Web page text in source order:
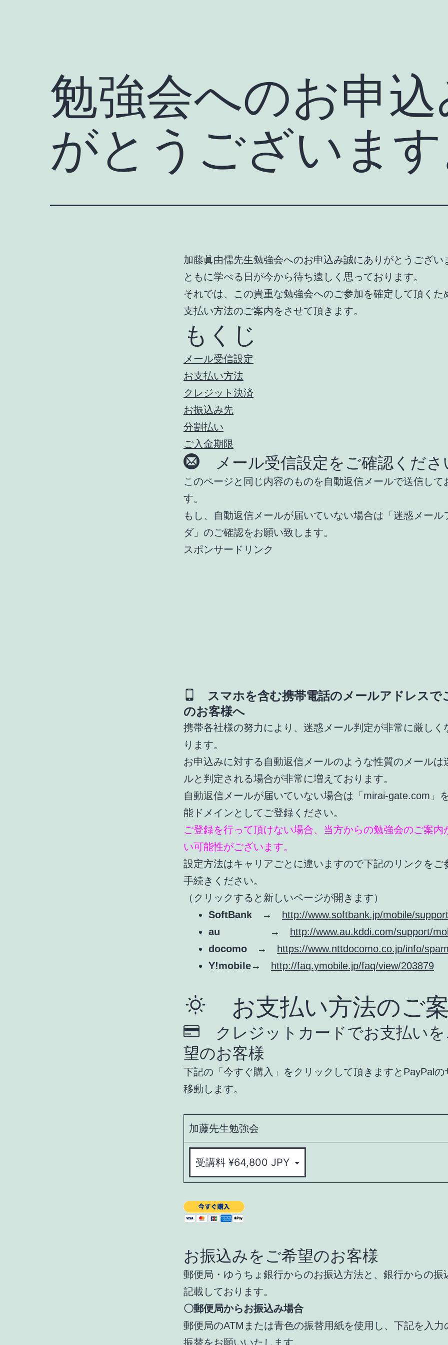
勉強会へのお申込
がとうございます
加藤眞由儒先生勉強会へのお申込み誠にありがとうござい
ともに学べる日が今から待ち遠しく思っております。
それでは、この貴重な勉強会へのご参加を確定して頂くた
支払い方法のご案内をさせて頂きます。
もくじ
メール受信設定
お支払い方法
クレジット決済
お振込み先
分割払い
ご入金期限
メール受信設定をご確認くださ
このページと同じ内容のものを自動返信メールで送信して
す。
もし、自動返信メールが届いていない場合は「迷惑メール
ダ」のご確認をお願い致します。
スポンサードリンク
スマホを含む携帯電話のメールアドレスで
のお客様へ
携帯各社様の努力により、迷惑メール判定が非常に厳しく
ります。
お申込みに対する自動返信メールのような性質のメールは
ルと判定される場合が非常に増えております。
自動返信メールが届いていない場合は「mirai-gate.com」
能ドメインとしてご登録ください。
ご登録を行って頂けない場合、当方からの勉強会のご案内
い可能性がございます。
設定方法はキャリアごとに違いますので下記のリンクをご
手続きください。
（クリックすると新しいページが開きます）
SoftBank →
http://www.softbank.jp/mobile/
au
→
http://www.au.kddi.com/support/
docomo →
https://www.nttdocomo.co.jp/info/
Y!mobile→ http://faq.ymobile.jp/faq/view/203879
お支払い方法のご
クレジットカードでお支払いを
望のお客様
下記の「今すぐ購入」をクリックして頂きますとPayPalの
移動します。
加藤先生勉強会
お振込みをご希望のお客様
郵便局・ゆうちょ銀行からのお振込方法と、銀行からの振
記載しております。
〇郵便局からお振込み場合
郵便局のATMまたは青色の振替用紙を使用し、下記を入力
振替をお願いいたします。